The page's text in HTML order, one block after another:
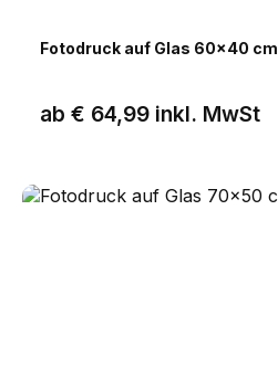
Fotodruck auf Glas 60x40 cm
ab € 64,99 inkl. MwSt